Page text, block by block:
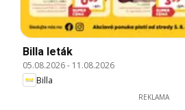
Billa leták
05.08.2026- 11.08.2026
Billa
REKLAMA